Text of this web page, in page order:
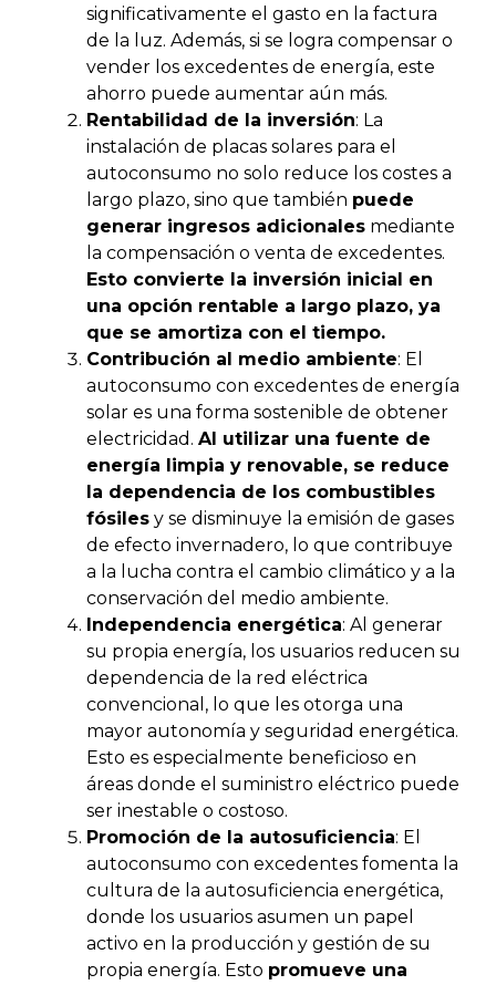
significativamente el gasto en la factura
de la luz. Además, si se logra compensar o
vender los excedentes de energía, este
ahorro puede aumentar aún más.
Rentabilidad de la inversión: La
instalación de placas solares para el
autoconsumo no solo reduce los costes a
largo plazo, sino que también puede
generar ingresos adicionales mediante
la compensación o venta de excedentes.
Esto convierte la inversión inicial en
una opción rentable a largo plazo, ya
que se amortiza con el tiempo.
Contribución al medio ambiente: El
autoconsumo con excedentes de energía
solar es una forma sostenible de obtener
electricidad. Al utilizar una fuente de
energía limpia y renovable, se reduce
la dependencia de los combustibles
fósiles y se disminuye la emisión de gases
de efecto invernadero, lo que contribuye
a la lucha contra el cambio climático y a la
conservación del medio ambiente.
Independencia energética: Al generar
su propia energía, los usuarios reducen su
dependencia de la red eléctrica
convencional, lo que les otorga una
mayor autonomía y seguridad energética.
Esto es especialmente beneficioso en
áreas donde el suministro eléctrico puede
ser inestable o costoso.
Promoción de la autosuficiencia: El
autoconsumo con excedentes fomenta la
cultura de la autosuficiencia energética,
donde los usuarios asumen un papel
activo en la producción y gestión de su
propia energía. Esto promueve una